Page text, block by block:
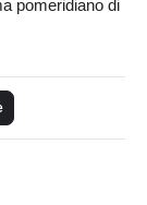
pomeridiano di